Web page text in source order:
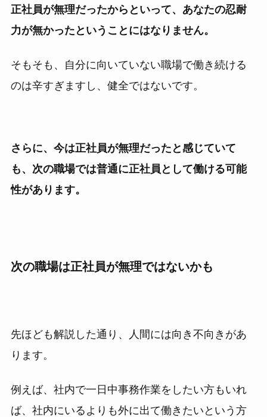
正社員が無理だったからといって、あなたの忍耐
力が無かったということにはなりません。
そもそも、自分に向いていない職場で働き続ける
のは辛すぎますし、健全ではないです。
さらに、今は正社員が無理だったと感じていて
も、次の職場では普通に正社員として働ける可能
性があります。
次の職場は正社員が無理ではないかも
先ほども解説した通り、人間には向き不向きがあ
ります。
例えば、社内で一日中事務作業をしたい方もいれ
ば、社内にいるよりも外に出て働きたいという方